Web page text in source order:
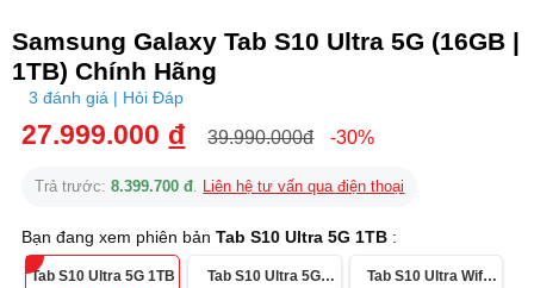
Samsung Galaxy Tab S10 Ultra 5G (16GB |
1TB) Chính Hãng
3 đánh giá | Hỏi Đáp
27.999.000 đ 39.990.000đ -30%
Trả trước:8.399.700 đ. Liên hệ tư vấn qua điện thoại
Bạn đang xem phiên bảnTab S10 Ultra 5G 1TB :
Tab S10 Ultra 5G 1TB
Tab S10 Ultra 5G
Tab S10 Ultra Wifi